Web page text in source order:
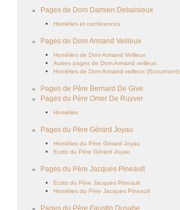
Pages de Dom Damien Debaisieux
Homélies et conférences
Pages de Dom Armand Veilleux
Homélies de Dom Armand Veilleux
Autres pages de Dom Armand veilleux
Homélies de Dom Armand veilleux (Scourmont)
Pages de Père Bernard De Give
Pages du Père Omer De Ruyver
Homélies
Pages du Père Gérard Joyau
Homélies du Père Gérard Joyau
Ecrits du Père Gérard Joyau
Pages du Père Jacques Pineault
Ecrits du Père Jacques Pineault
Homélies du Père Jacques Pineault
Pages du Père Faustin Dusabe